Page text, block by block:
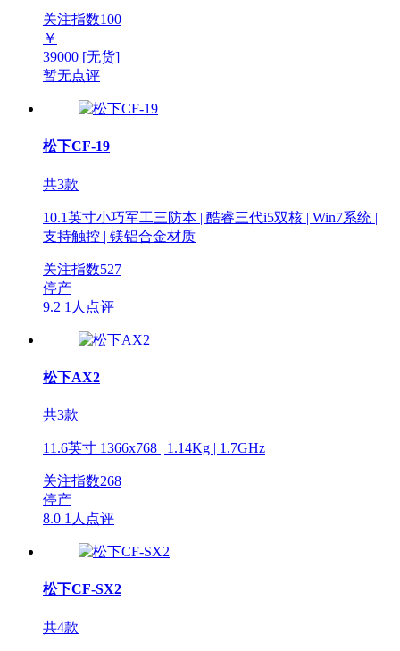
关注指数100
￥
39000 [无货]
暂无点评
松下CF-19
共3款
10.1英寸小巧军工三防本 | 酷睿三代i5双核 | Win7系统 |
支持触控 | 镁铝合金材质
关注指数527
停产
9.2 1人点评
松下AX2
共3款
11.6英寸 1366x768 | 1.14Kg | 1.7GHz
关注指数268
停产
8.0 1人点评
松下CF-SX2
共4款